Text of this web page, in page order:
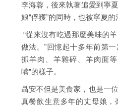
李海蓉，後來執著追愛到寧
娘“俘獲”的同時，也被寧夏的
“從來沒有吃過那麼美味的
做法。”回憶起十多年前第
抓羊肉、羊雜碎、羊肉面
嘴”的樣子。
聶安不但是美食家，也是一
真餐飲生意多年的丈母娘，